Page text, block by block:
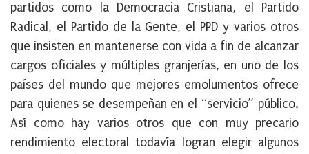
partidos como la Democracia Cristiana, el Partido
Radical, el Partido de la Gente, el PPD y varios otros
que insisten en mantenerse con vida a fin de alcanzar
cargos oficiales y múltiples granjerías, en uno de los
países del mundo que mejores emolumentos ofrece
para quienes se desempeñan en el “servicio” público.
Así como hay varios otros que con muy precario
rendimiento electoral todavía logran elegir algunos